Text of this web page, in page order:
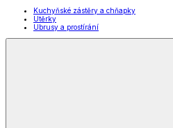
Kuchyňské zástěry a chňapky
Utěrky
Ubrusy a prostírání